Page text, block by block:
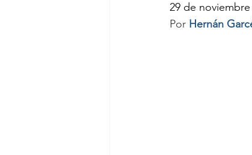
29 de
Por Hernán